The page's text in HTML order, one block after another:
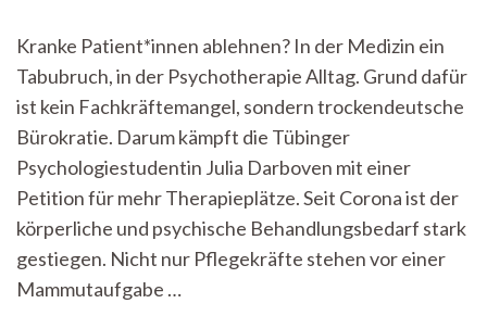
den
Notarzt
rufe,
brauche
ich
sofort
nicht
in
einem
Jahr!“
Kranke Patient*innen ablehnen? In der Medizin ein
Tabubruch, in der Psychotherapie Alltag. Grund dafür
ist kein Fachkräftemangel, sondern trockendeutsche
Bürokratie. Darum kämpft die Tübinger
Psychologiestudentin Julia Darboven mit einer
Petition für mehr Therapieplätze. Seit Corona ist der
körperliche und psychische Behandlungsbedarf stark
gestiegen. Nicht nur Pflegekräfte stehen vor einer
Mammutaufgabe …